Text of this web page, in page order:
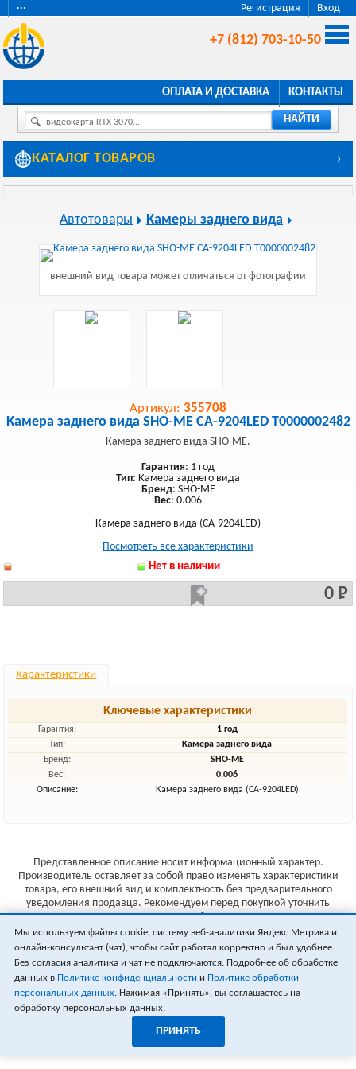
Регистрация Вход
···
+7 (812) 703-10-50
ОПЛАТА И ДОСТАВКА КОНТАКТЫ
видеокарта RTX 3070... НАЙТИ
КАТАЛОГ ТОВАРОВ ›
Автотовары Камеры заднего вида
внешний вид товара может отличаться от фотографии
Артикул: 355708
Камера заднего вида SHO-ME CA-9204LED Т0000002482
Камера заднего вида SHO-ME.
Гарантия: 1 год
Тип: Камера заднего вида
Бренд: SHO-ME
Вес: 0.006
Камера заднего вида (CA-9204LED)
Посмотреть все характеристики
Нет в наличии
0 Р
Характеристики
Ключевые характеристики
Гарантия:
1 год
Тип:
Камера заднего вида
Бренд:
SHO-ME
Вес:
0.006
Описание:
Камера заднего вида (CA-9204LED)
Представленное описание носит информационный характер.
Производитель оставляет за собой право изменять характеристики
товара, его внешний вид и комплектность без предварительного
уведомления продавца. Рекомендуем перед покупкой уточнить
характеристики товара на сайте производителя.
Указанные цены не являются публичной офертой (ст.435 ГК РФ).
Стоимость и наличие товара уточняйте у менеджера.
Мы используем файлы cookie, систему веб-аналитики Яндекс Метрика и
онлайн-консультант (чат), чтобы сайт работал корректно и был удобнее.
Без согласия аналитика и чат не подключаются. Подробнее об обработке
данных в Политике конфиденциальности и Политике обработки
персональных данных. Нажимая «Принять», вы соглашаетесь на
обработку персональных данных.
ПРИНЯТЬ